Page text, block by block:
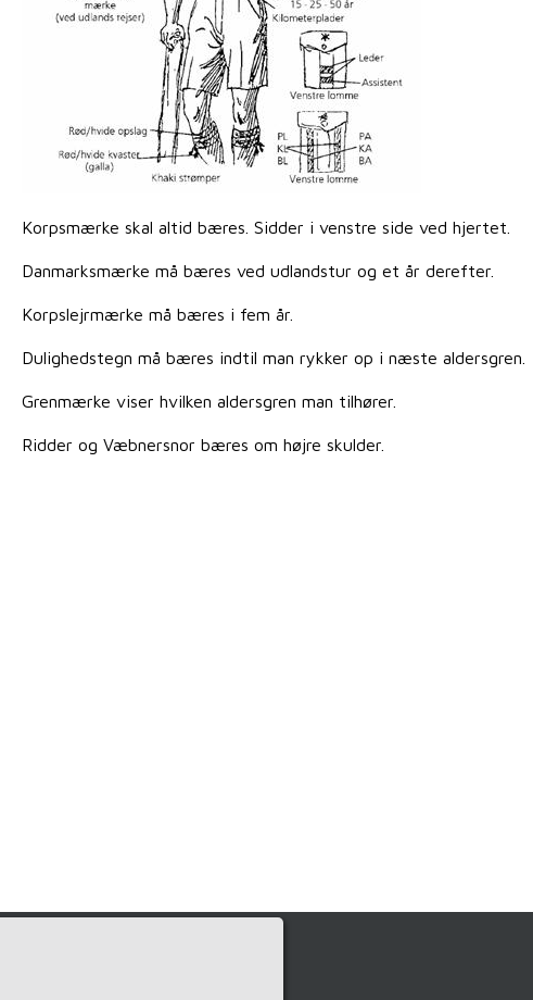
Korpsmærke skal altid bæres. Sidder i venstre side ved hjertet.
Danmarksmærke må bæres ved udlandstur og et år derefter.
Korpslejrmærke må bæres i fem år.
Dulighedstegn må bæres indtil man rykker op i næste aldersgren.
Grenmærke viser hvilken aldersgren man tilhører.
Ridder og Væbnersnor bæres om højre skulder.